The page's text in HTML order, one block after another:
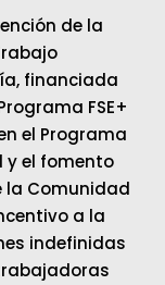
de la
financiada
FSE+
el Programa
y el fomento
la Comunidad
a la
indefinidas